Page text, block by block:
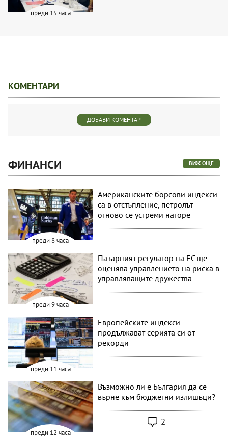
преди 15 часа
КОМЕНТАРИ
ДОБАВИ КОМЕНТАР
ФИНАНСИ ВИЖ ОЩЕ
преди 8 часа
Американските борсови индекси
са в отстъпление, петролът
отново се устреми нагоре
преди 9 часа
Пазарният регулатор на ЕС ще
оценява управлението на риска в
управляващите дружества
преди 11 часа
Европейските индекси
продължават серията си от
рекорди
преди 12 часа
Възможно ли е България да се
върне към бюджетни излишъци?
2